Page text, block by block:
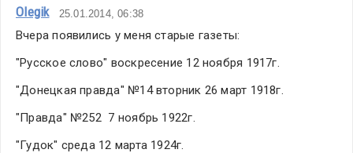
Olegik 25.01.2014, 06:38
Вчера появились у меня старые газеты:
"Русское слово" воскресение 12 ноября 1917г.
"Донецкая правда" №14 вторник 26 март 1918г.
"Правда" №252  7 ноябрь 1922г.
"Гудок" среда 12 марта 1924г.